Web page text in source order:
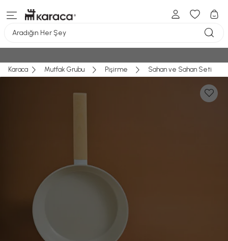
Aradığın Her Şey
Karaca Mutfak Grubu Pişirme Sahan ve Sahan Seti